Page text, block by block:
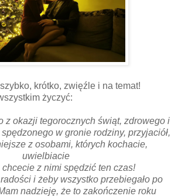
krótko, zwięźle i na temat!
życzyć:
z okazji tegorocznych świąt, zdrowego i
w gronie rodziny, przyjaciół,
z osobami, których kochacie,
uwielbiacie
chcecie z nimi spędzić ten czas!
i żeby wszystko przebiegało po
nadzieję, że to zakończenie roku